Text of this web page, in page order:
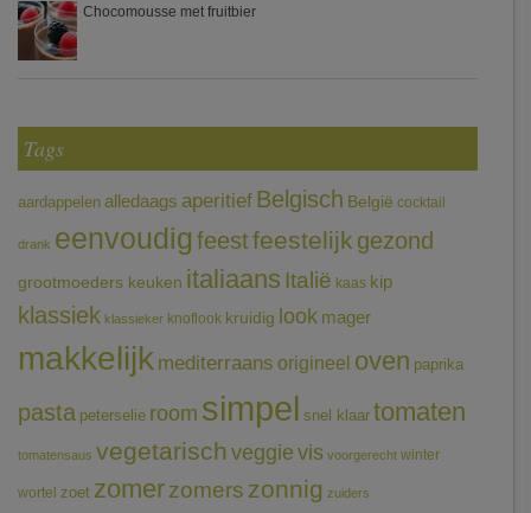
Chocomousse met fruitbier
Tags
aardappelen alledaags aperitief Belgisch België cocktail
drank eenvoudigfeestfeestelijk gezond
grootmoeders keuken italiaans Italië kaas kip
klassiek klassieker knoflook kruidig look mager
makkelijk mediterraans origineel oven paprika
pasta peterselie room simpel snel klaar tomaten
tomatensaus vegetarischveggie vis voorgerecht winter
wortel zoet zomerzomers zonnig zuiders